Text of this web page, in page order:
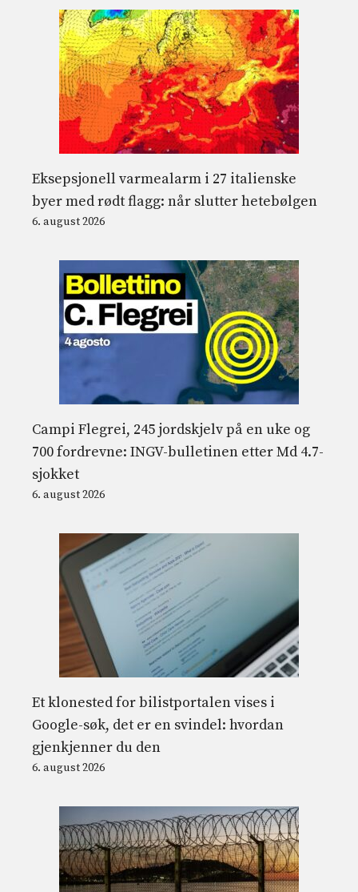
Eksepsjonell varmealarm i 27 italienske
byer med rødt flagg: når slutter hetebølgen
6. august 2026
Campi Flegrei, 245 jordskjelv på en uke og
700 fordrevne: INGV-bulletinen etter Md 4.7-
sjokket
6. august 2026
Et klonested for bilistportalen vises i
Google-søk, det er en svindel: hvordan
gjenkjenner du den
6. august 2026